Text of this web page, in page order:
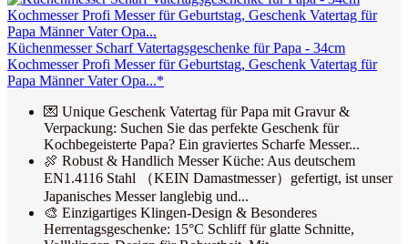
Küchenmesser Scharf Vatertagsgeschenke für Papa - 34cm
Kochmesser Profi Messer für Geburtstag, Geschenk Vatertag für
Papa Männer Vater Opa...*
💌 Unique Geschenk Vatertag für Papa mit Gravur &
Verpackung: Suchen Sie das perfekte Geschenk für
Kochbegeisterte Papa? Ein graviertes Scharfe Messer...
🍖 Robust & Handlich Messer Küche: Aus deutschem
EN1.4116 Stahl （KEIN Damastmesser）gefertigt, ist unser
Japanisches Messer langlebig und...
🎨 Einzigartiges Klingen-Design & Besonderes
Herrentagsgeschenke: 15°C Schliff für glatte Schnitte,